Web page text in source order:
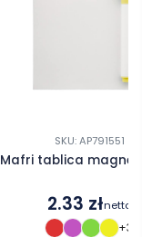
SKU: AP791551
Mafri tablica
2.33 złnetto
+3